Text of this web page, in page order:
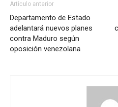
Artículo anterior
Departamento de Estado
adelantará nuevos planes
contra Maduro según
oposición venezolana